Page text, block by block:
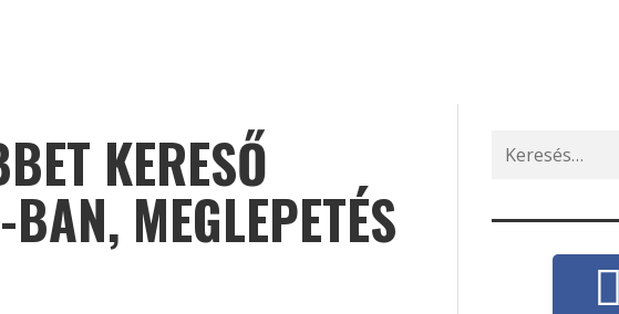
KERESŐ
MEGLEPETÉS
Search
for: